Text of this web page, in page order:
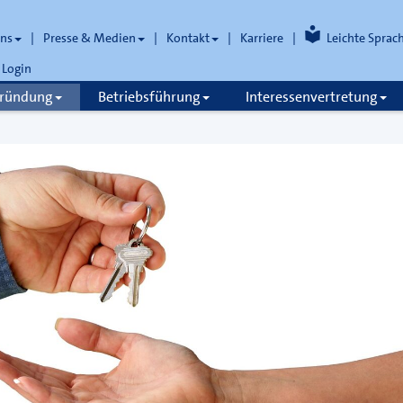
Presse & Medien Kontakt Karriere
Leichte
Login
Betriebsführung Interessenvertretung